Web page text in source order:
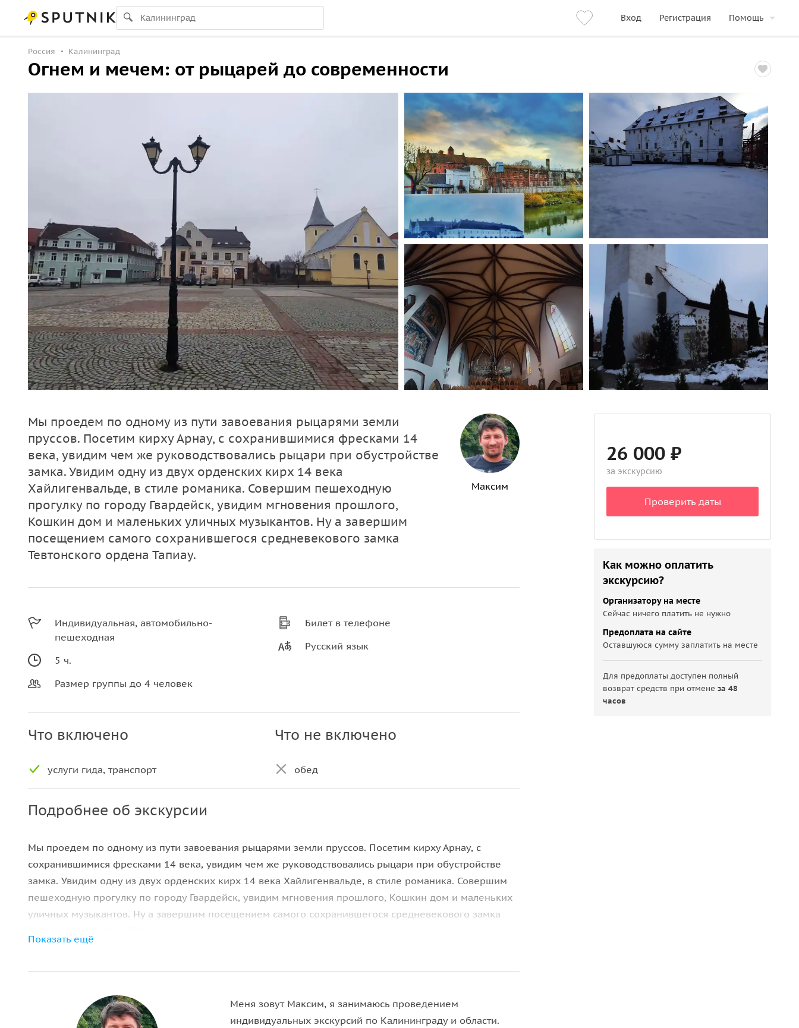
Вход Регистрация Помощь
Россия Калининград
Огнем и мечем: от рыцарей до современности
Мы проедем по одному из пути завоевания рыцарями земли
пруссов. Посетим кирху Арнау, с сохранившимися фресками 14
века, увидим чем же руководствовались рыцари при обустройстве
замка. Увидим одну из двух орденских кирх 14 века
Хайлигенвальде, в стиле романика. Совершим пешеходную
прогулку по городу Гвардейск, увидим мгновения прошлого,
Кошкин дом и маленьких уличных музыкантов. Ну а завершим
посещением самого сохранившегося средневекового замка
Тевтонского ордена Тапиау.
Максим
Индивидуальная, автомобильно-
пешеходная
5 ч.
Размер группы до 4 человек
Билет в телефоне
Русский язык
Что включено
услуги гида, транспорт
Что не включено
обед
Подробнее об экскурсии
Мы проедем по одному из пути завоевания рыцарями земли пруссов. Посетим кирху Арнау, с
сохранившимися фресками 14 века, увидим чем же руководствовались рыцари при обустройстве
замка. Увидим одну из двух орденских кирх 14 века Хайлигенвальде, в стиле романика. Совершим
пешеходную прогулку по городу Гвардейск, увидим мгновения прошлого, Кошкин дом и маленьких
уличных музыкантов. Ну а завершим посещением самого сохранившегося средневекового замка
Показать ещё
Меня зовут Максим, я занимаюсь проведением
индивидуальных экскурсий по Калининграду и области.
26 000 ₽
за экскурсию
Проверить даты
Как можно оплатить
экскурсию?
Организатору на месте
Сейчас ничего платить не нужно
Предоплата на сайте
Оставшуюся сумму заплатить на месте
Для предоплаты доступен полный
возврат средств при отменеза 48
часов